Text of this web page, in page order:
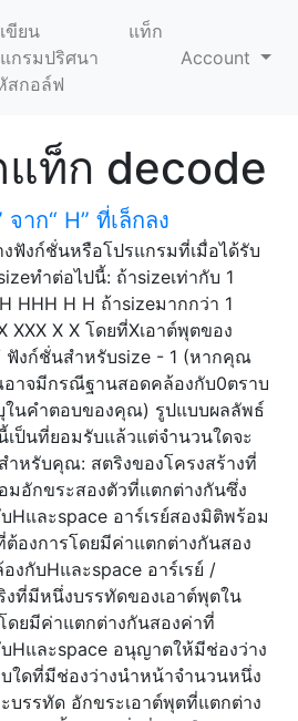
ขียน
กรมปริศนา
สกอล์ฟ
แท็ก
Account
ท็ก decode
จาก“ H” ที่เล็กลง
ฟังก์ชั่นหรือโปรแกรมที่เมื่อได้รับ
ทำต่อไปนี้: ถ้าsizeเท่ากับ 1
HHH H H ถ้าsizeมากกว่า 1
XXX X X โดยที่Xเอาต์พุตของ
ฟังก์ชั่นสำหรับsize - 1 (หากคุณ
าจมีกรณีฐานสอดคล้องกับ0ตราบ
นคำตอบของคุณ) รูปแบบผลลัพธ์
เป็นที่ยอมรับแล้วแต่จำนวนใดจะ
ำหรับคุณ: สตริงของโครงสร้างที่
มอักขระสองตัวที่แตกต่างกันซึ่ง
Hและspace อาร์เรย์สองมิติพร้อม
ต้องการโดยมีค่าแตกต่างกันสอง
งกับHและspace อาร์เรย์ /
งที่มีหนึ่งบรรทัดของเอาต์พุตใน
ดยมีค่าแตกต่างกันสองค่าที่
Hและspace อนุญาตให้มีช่องว่าง
ใดที่มีช่องว่างนำหน้าจำนวนหนึ่ง
บรรทัด อักขระเอาต์พุตที่แตกต่าง